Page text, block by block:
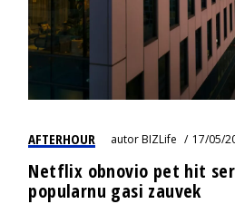
AFTERHOUR autorBIZLife 17/05/
Netflix obnovio pet hit
popularnu gasi zauvek